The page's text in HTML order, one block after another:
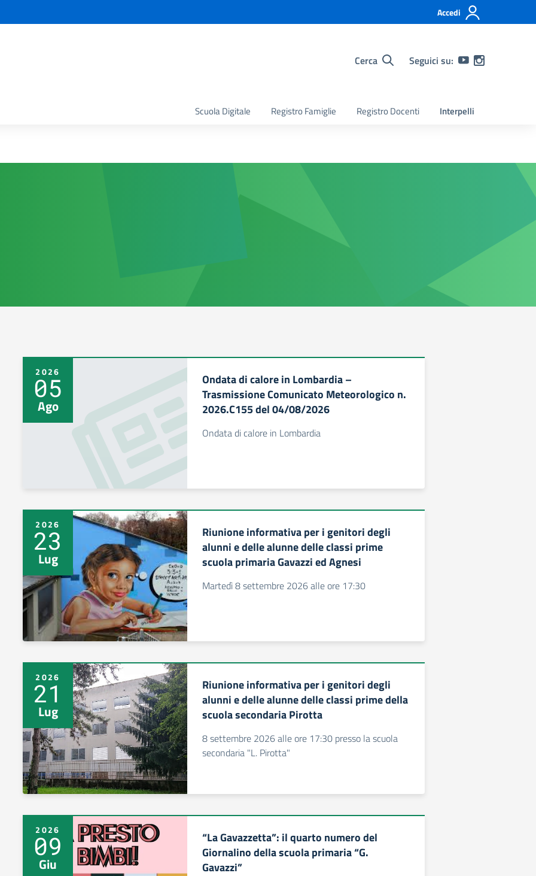
Accedi
Cerca Seguici su:
Scuola Digitale Registro Famiglie Registro Docenti Interpelli
2026
05
Ago
Ondata di calore in Lombardia –
Trasmissione Comunicato Meteorologico n.
2026.C155 del 04/08/2026
Ondata di calore in Lombardia
2026
23
Lug
Riunione informativa per i genitori degli
alunni e delle alunne delle classi prime
scuola primaria Gavazzi ed Agnesi
Martedì 8 settembre 2026 alle ore 17:30
2026
21
Lug
Riunione informativa per i genitori degli
alunni e delle alunne delle classi prime della
scuola secondaria Pirotta
8 settembre 2026 alle ore 17:30 presso la scuola
secondaria "L. Pirotta"
2026
09
Giu
“La Gavazzetta”: il quarto numero del
Giornalino della scuola primaria “G.
Gavazzi”